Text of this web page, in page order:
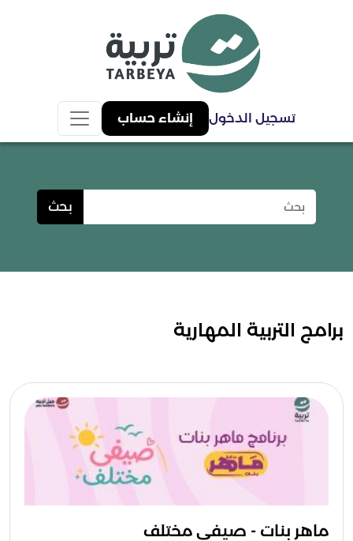
تسجيل الدخول إنشاء حساب
بحث
برامج التربية المهارية
ماهر بنات - صيفي مختلف